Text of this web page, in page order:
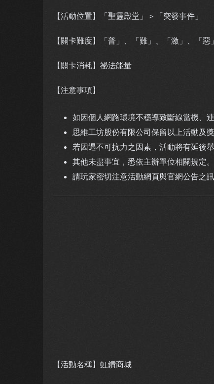
【活動位置】「聖靈殿堂」＞「突發事件」
【關卡難度】「普」、「難」、「激」、「惡」
【關卡消耗】祕法能量
【注意事項】
如因個人網路環境不穩導致斷線當機、
思維工坊股份有限公司保留以上活動及
若因遇不可抗力之因素，活動將有延後
其他未盡事宜，悉依主辦單位相關規定。
請玩家密切注意活動網頁與官網公告之
【活動名稱】虹鑽商城